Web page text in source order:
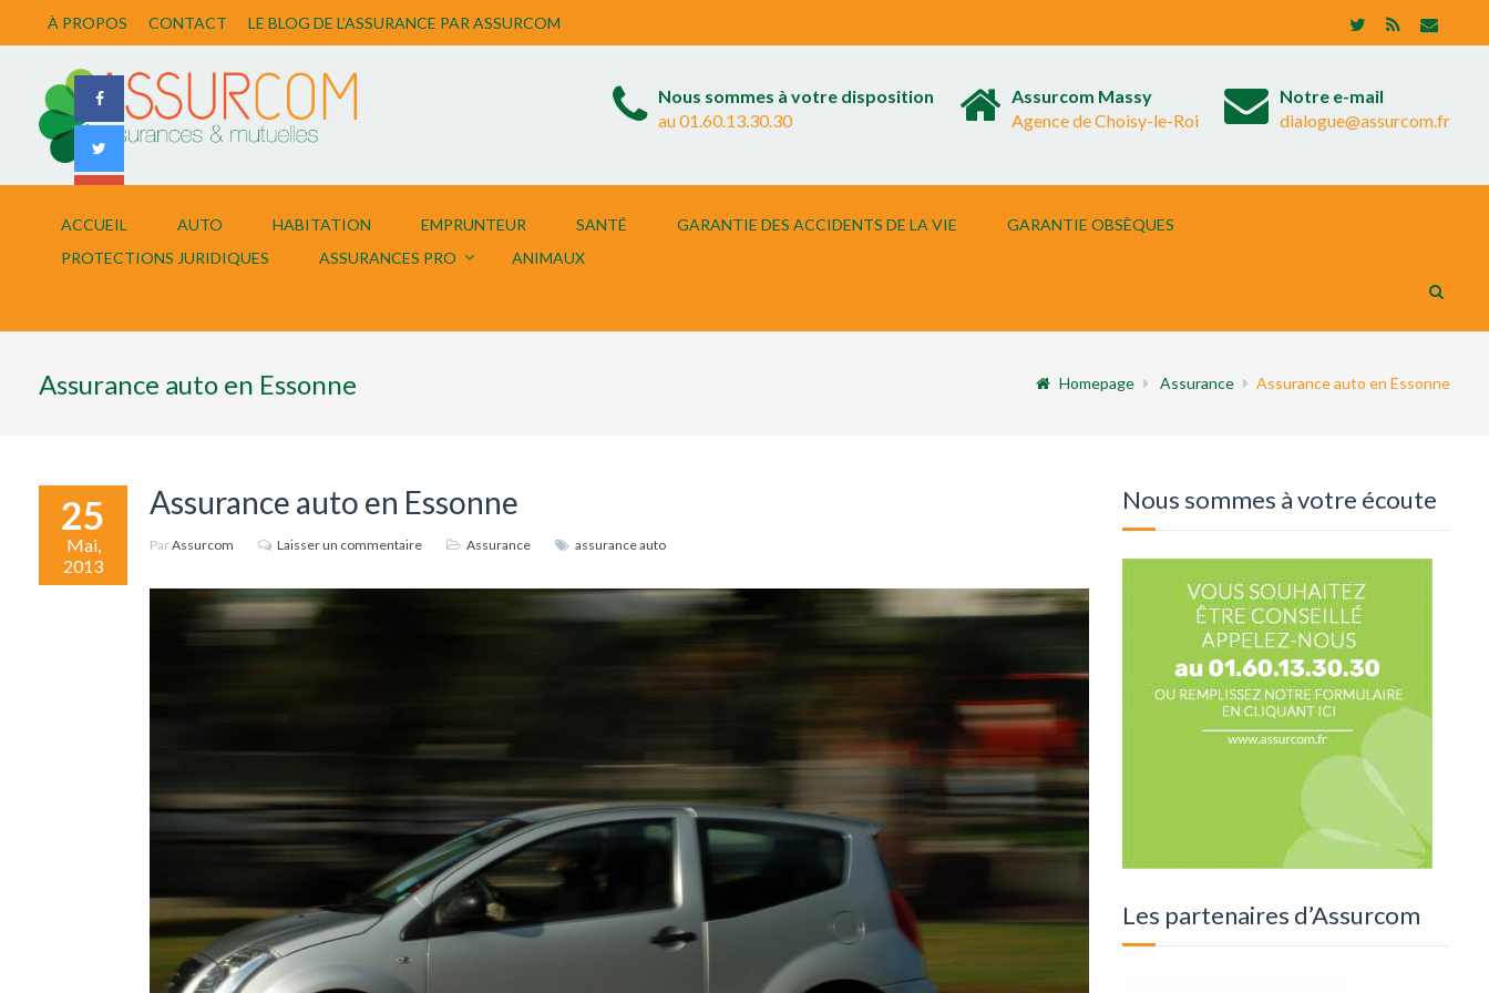
À PROPOS CONTACT LE BLOG DE L’ASSURANCE PAR ASSURCOM
Nous sommes à votre disposition
au 01.60.13.30.30
Assurcom Massy
Agence de Choisy-le-Roi
Notre e-mail
dialogue@assurcom.fr
ACCUEIL AUTO HABITATION EMPRUNTEUR SANTÉ GARANTIE DES ACCIDENTS DE LA VIE
GARANTIE OBSÈQUES
PROTECTIONS JURIDIQUES
ASSURANCES PRO ANIMAUX
Assurance auto en Essonne Homepage Assurance Assurance auto en Essonne
25
Mai,
2013
Assurance auto en Essonne
ParAssurcom Laisser un commentaire Assurance assurance auto
Nous sommes à votre écoute
Les partenaires d’Assurcom